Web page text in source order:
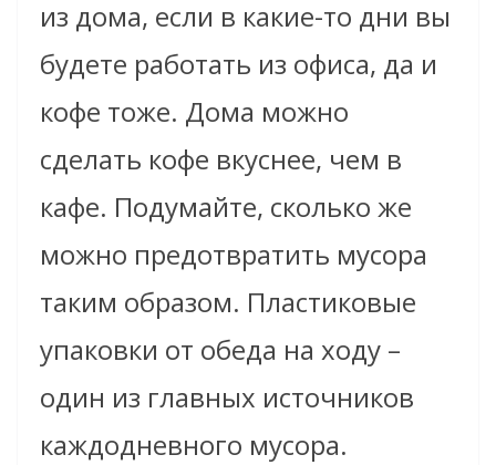
из дома, если в какие-то дни вы
будете работать из офиса, да и
кофе тоже. Дома можно
сделать кофе вкуснее, чем в
кафе. Подумайте, сколько же
можно предотвратить мусора
таким образом. Пластиковые
упаковки от обеда на ходу –
один из главных источников
каждодневного мусора.